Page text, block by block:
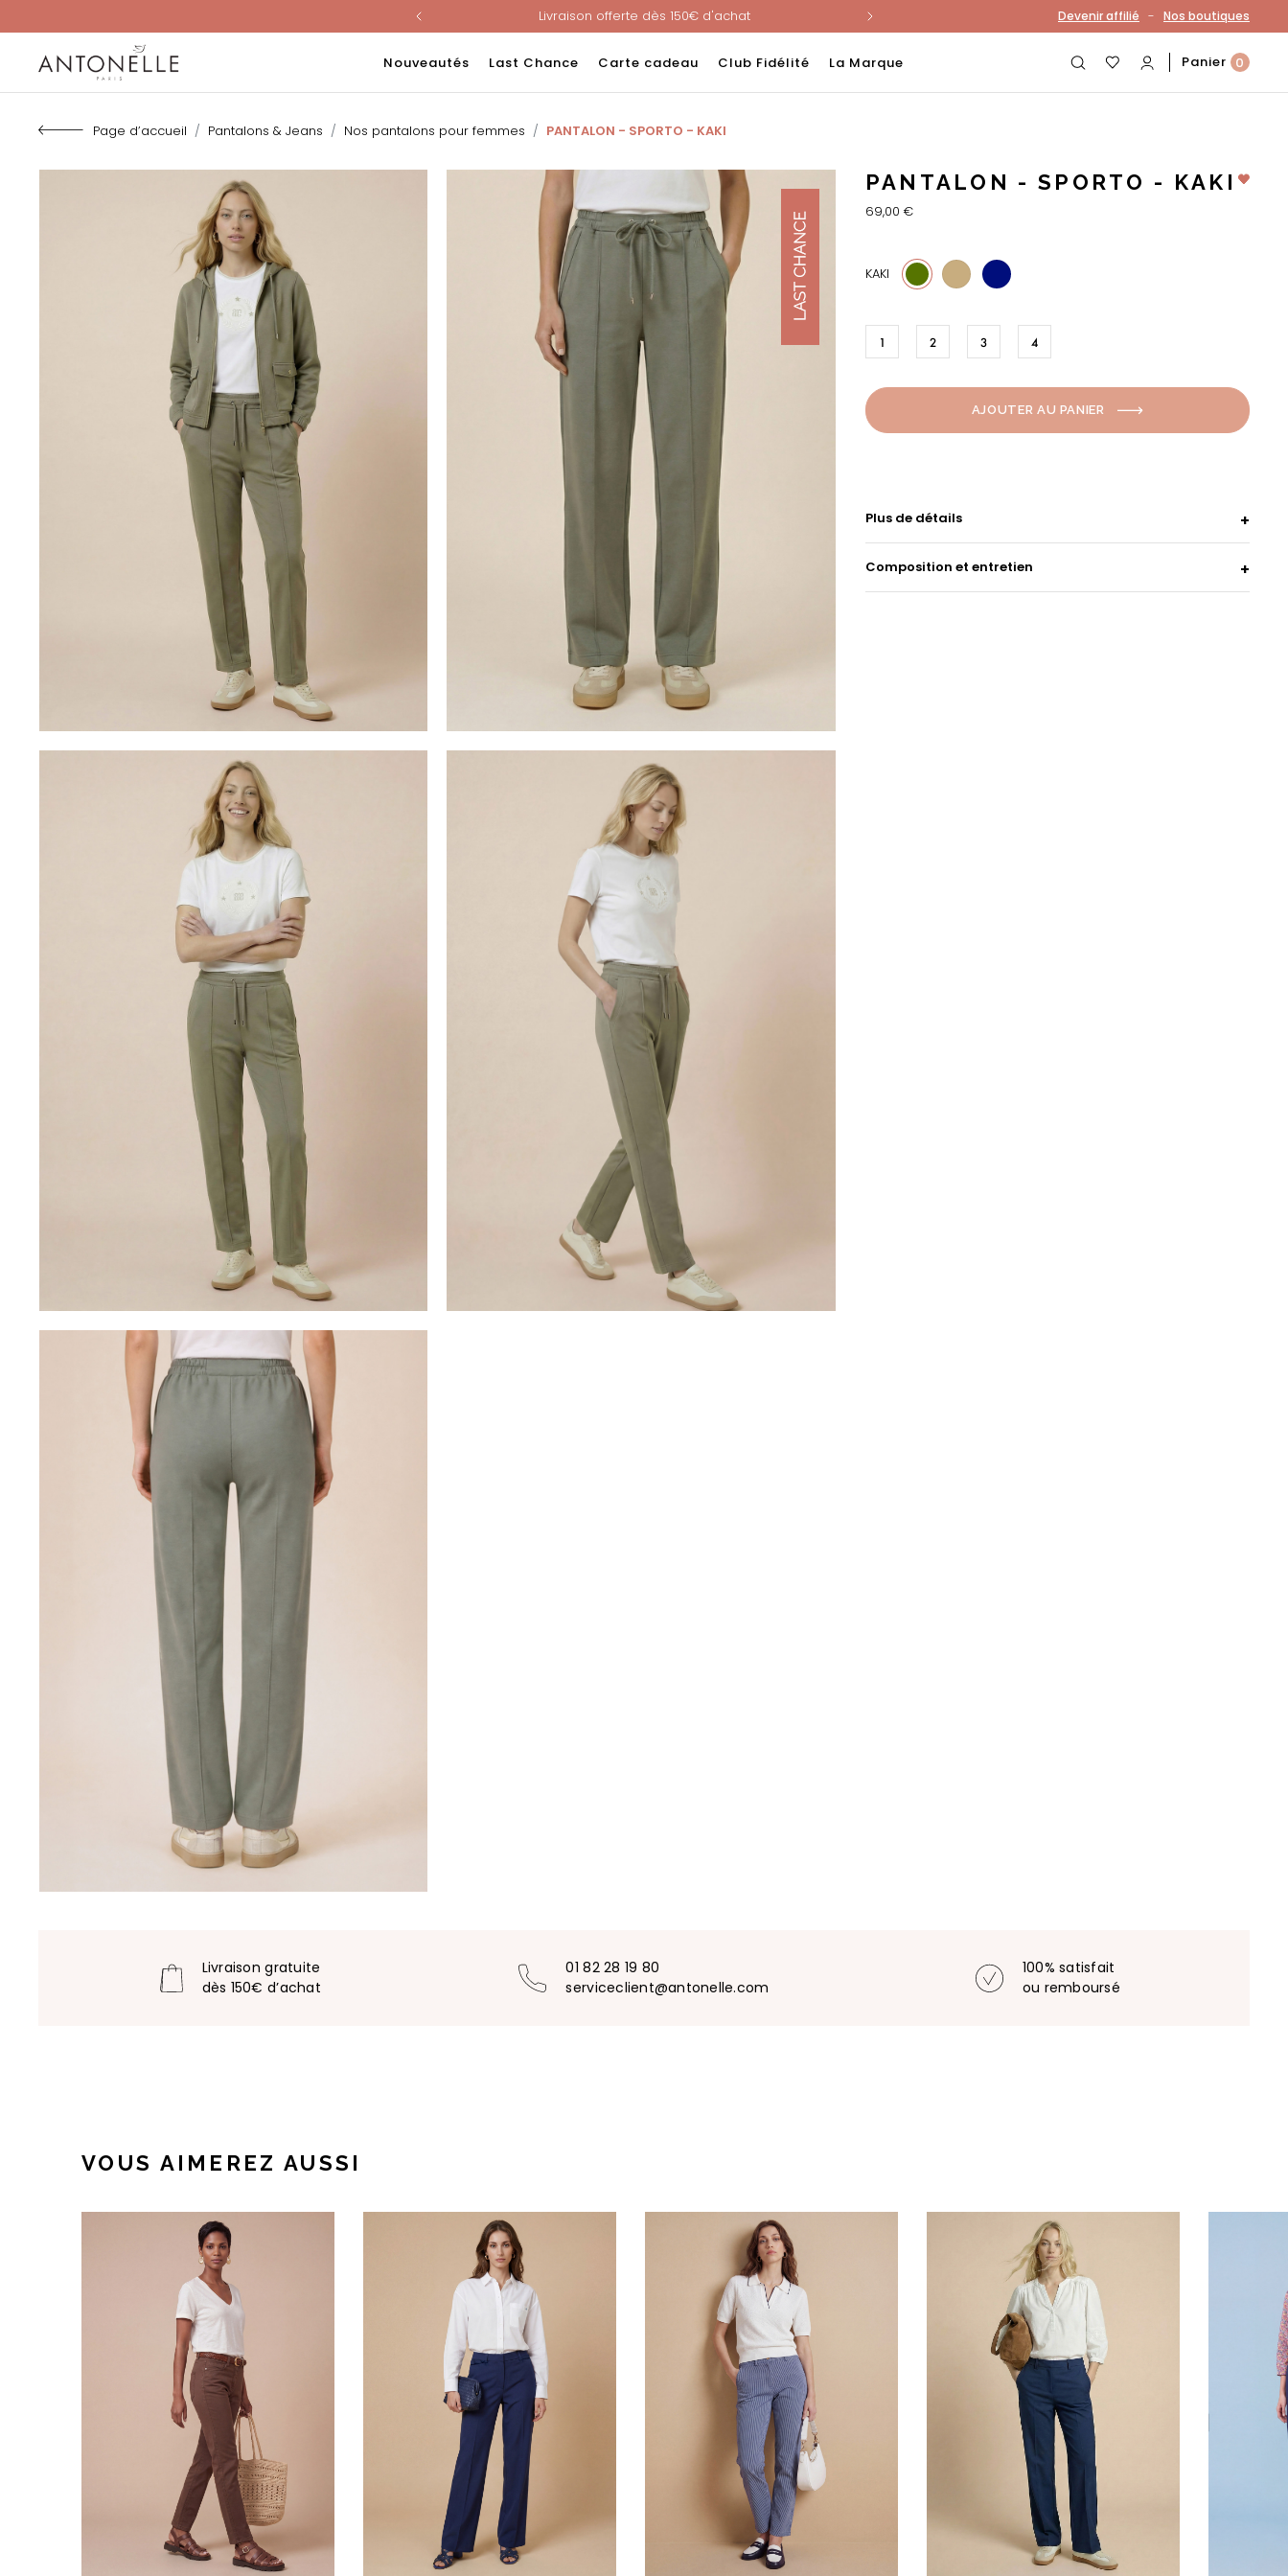
Livraison offerte dès 150€ d'achat
Nouveau ! Paiement en 3 ou 4 fois sans frais avec ALMA !
Livraison offerte dès 150€ d'achat
Nouveau ! Paiement en 3 ou 4 fois sans frais avec ALMA !
Devenir affilié - Nos boutiques
Nouveautés Last Chance Carte cadeau Club Fidélité La Marque Panier 0
Page d’accueil Pantalons & Jeans Nos pantalons pour femmes PANTALON - SPORTO - KAKI
PANTALON - SPORTO - KAKI
69,00 €
KAKI 5 18
1 2 3 4
AJOUTER AU PANIER
Plus de détails
Composition et entretien
Livraison gratuite
dès 150€ d’achat
01 82 28 19 80
serviceclient@antonelle.com
100% satisfait
ou remboursé
VOUS AIMEREZ AUSSI